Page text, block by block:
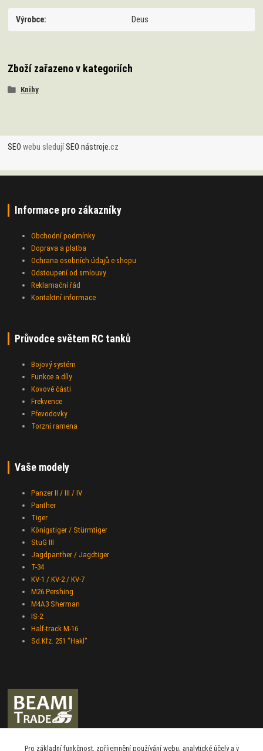
Výrobce Deus
Zboží zařazeno v kategoriích
Knihy
SEO webu sledujíSEO nástroje .cz
Informace pro zákazníky
Obchodní podmínky
Doprava a platba
Ochrana osobních údajů e-shopu
Odstoupení od smlouvy
Reklamační řád
Kontaktní informace
Průvodce světem RC tanků
Bojový systém
Funkce a díly
Kovové části
Frekvence
Převodovky
Torzní ramena
Vaše modely
Panzer II / III / IV
Panther
Tiger
Königstiger / Stürmtiger
StuG III
Jagdpanther / Jagdtiger
T-34
KV-1 / KV-2 / KV-7
M26 Pershing
M4A3 Sherman
IS-2
Half-track M-16
Sd.Kfz. 251 "Hakl"
Beami-Trade
Pro základní funkčnost, zpříjemnění používání webu, analytické účely a v